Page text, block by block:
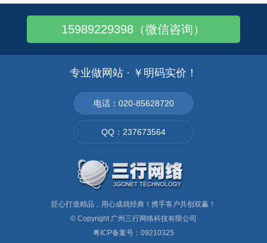
15989229398（微信咨询）
专业做网站 · ￥明码实价！
电话：020-85628720
QQ：237673564
匠心打造精品，用心成就经典！携手客户共创双赢！
© Copyright 广州三行网络科技有限公司
粤ICP备案号：09210325